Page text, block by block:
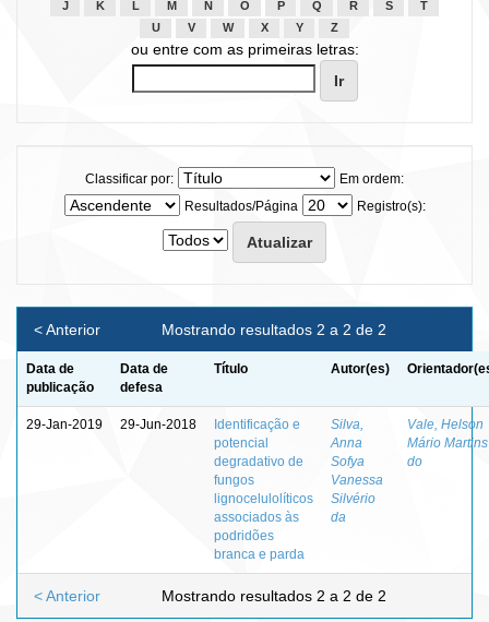
J
K L M N O P Q R S
T
U
V W X Y Z
ou entre com as primeiras letras:
Classificar por:
Em ordem:
Resultados/Página
Registro(s):
Mostrando resultados 2 a 2 de 2
< Anterior
Data de
publicação
Data de
defesa
Título Autor(es)
29-Jan-2019 29-Jun-2018
Identificação e
potencial
degradativo de
fungos
lignocelulolíticos
associados às
podridões
branca e parda
Silva,
Anna
Sofya
Vanessa
Silvério
da
Vale, Helson
Mário Martins
do
Mostrando resultados 2 a 2 de 2
< Anterior